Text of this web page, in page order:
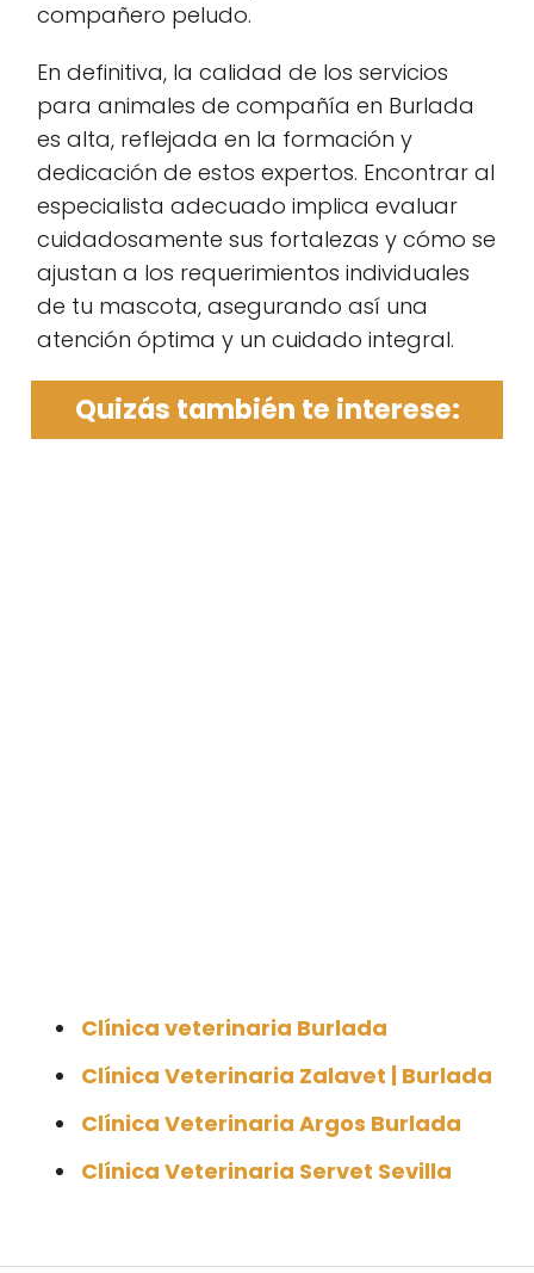
compañero peludo.
En definitiva, la calidad de los servicios
para animales de compañía en Burlada
es alta, reflejada en la formación y
dedicación de estos expertos. Encontrar al
especialista adecuado implica evaluar
cuidadosamente sus fortalezas y cómo se
ajustan a los requerimientos individuales
de tu mascota, asegurando así una
atención óptima y un cuidado integral.
Quizás también te interese:
Clínica veterinaria Burlada
Clínica Veterinaria Zalavet | Burlada
Clínica Veterinaria Argos Burlada
Clínica Veterinaria Servet Sevilla